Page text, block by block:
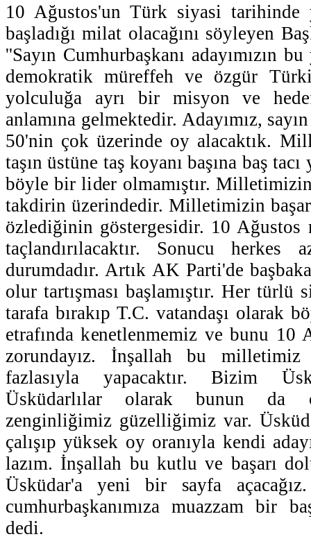
10 Ağustos'un Türk siyasi
başladığı milat olacağını söyleyen
''Sayın Cumhurbaşkanı adayımızın
demokratik müreffeh ve özgür
yolculuğa ayrı bir misyon ve
anlamına gelmektedir. Adayımız,
50'nin çok üzerinde oy alacaktık.
taşın üstüne taş koyanı başına baş
böyle bir lider olmamıştır.
takdirin üzerindedir. Milletimizin
özlediğinin göstergesidir. 10 Ağustos
taçlandırılacaktır. Sonucu herkes
durumdadır. Artık AK Parti'de
olur tartışması başlamıştır. Her
tarafa bırakıp T.C. vatandaşı olarak
etrafında kenetlenmemiz ve bunu 10
zorundayız. İnşallah bu
fazlasıyla yapacaktır. Bizim
Üsküdarlılar olarak bunun da
zenginliğimiz güzelliğimiz var.
çalışıp yüksek oy oranıyla kendi
lazım. İnşallah bu kutlu ve başarı
Üsküdar'a yeni bir sayfa açacağız.
cumhurbaşkanımıza muazzam bir
dedi.